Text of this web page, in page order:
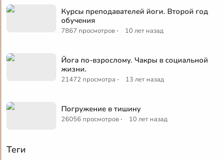
Курсы преподавателей йоги. Второй год
обучения
7867 просмотров · 10 лет назад
Йога по-взрослому. Чакры в социальной
жизни.
21472 просмотра · 13 лет назад
Погружение в тишину
26056 просмотров · 10 лет назад
Теги